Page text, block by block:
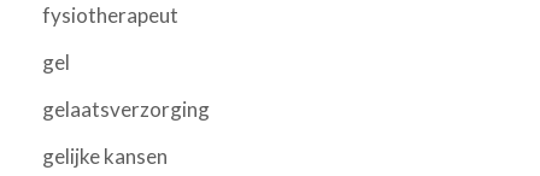
fysiotherapeut
gel
gelaatsverzorging
gelijke kansen